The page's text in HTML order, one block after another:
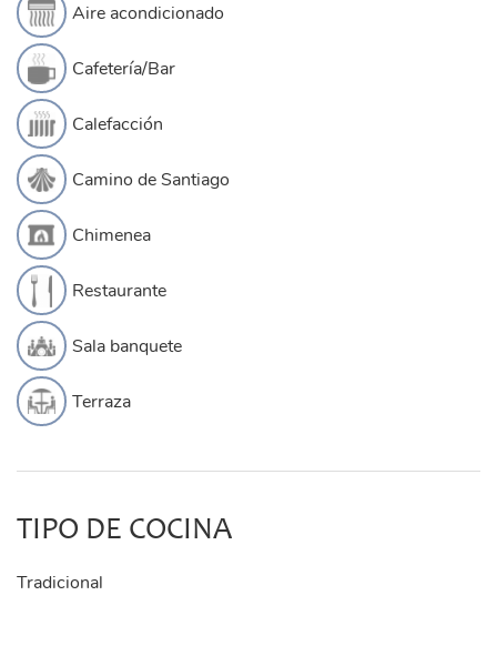
Aire acondicionado
Cafetería/Bar
Calefacción
Camino de Santiago
Chimenea
Restaurante
Sala banquete
Terraza
TIPO DE COCINA
Tradicional